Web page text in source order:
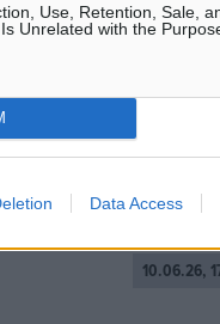
Use, Retention, Sale,
Unrelated with the
Data Access
παρά τις
αυξημένο
αύξηση
Fidan)
της
...
10.06.26,